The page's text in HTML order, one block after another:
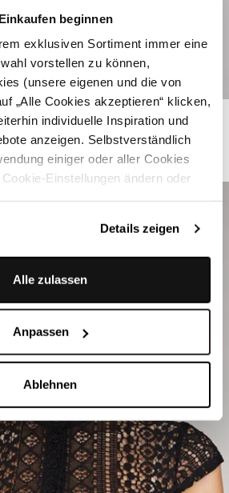
beginnen
exklusiven Sortiment immer eine
vorstellen zu können,
(unsere eigenen und die von
„Alle Cookies akzeptieren“ klicken,
individuelle Inspiration und
anzeigen. Selbstverständlich
einiger oder aller Cookies
Einstellungen ändern oder
Details zeigen
Alle zulassen
Anpassen
Ablehnen
Schürzen - JANE ONYX
STYLES